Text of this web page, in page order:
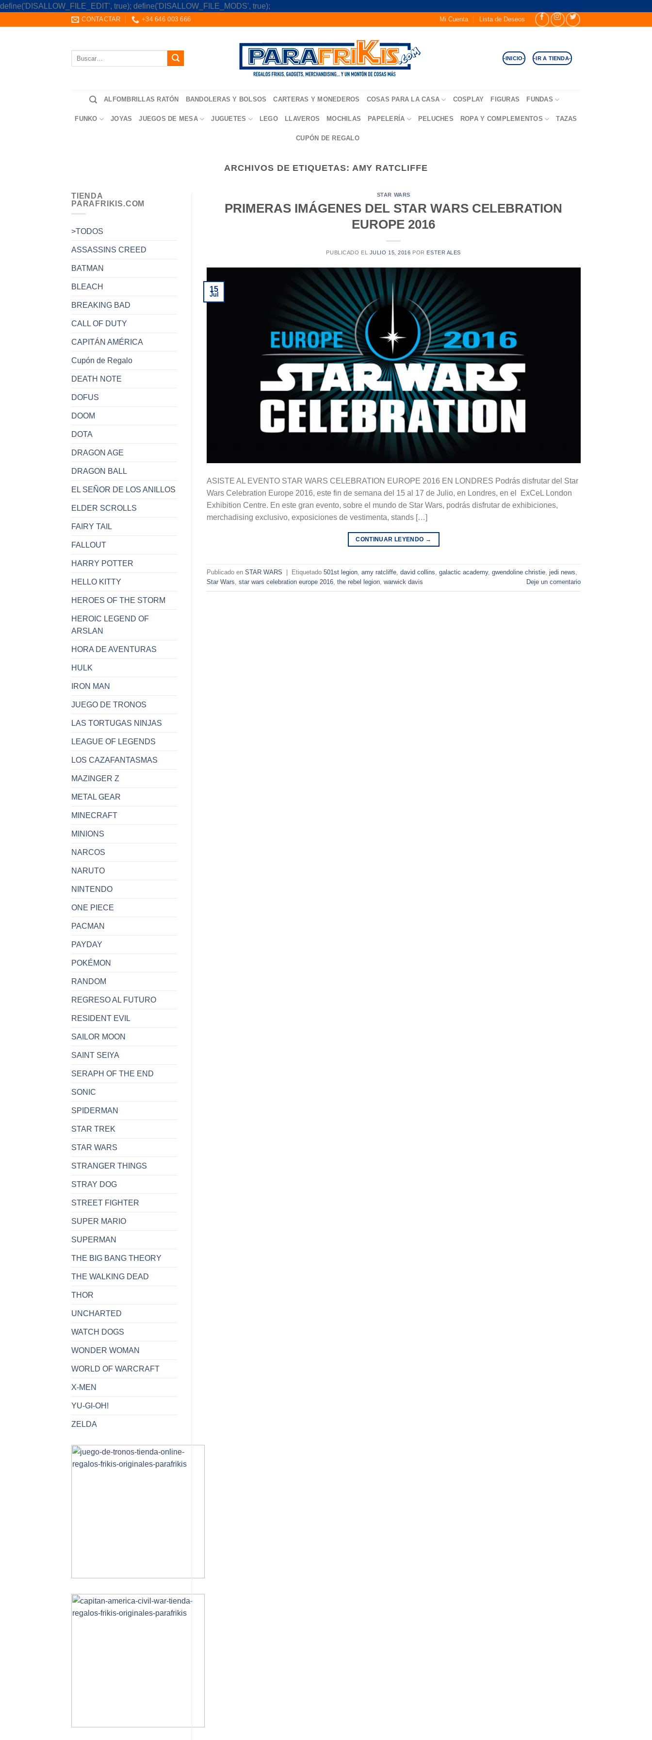
define('DISALLOW_FILE_EDIT', true); define('DISALLOW_FILE_MODS', true);
CONTACTAR +34 646 003 666 Mi Cuenta Lista de Deseos
-INICIO- -IR A TIENDA-
ALFOMBRILLAS RATÓN BANDOLERAS Y BOLSOS CARTERAS Y MONEDEROS COSAS PARA LA CASA COSPLAY FIGURAS FUNDAS
FUNKO JOYAS JUEGOS DE MESA JUGUETES LEGO LLAVEROS MOCHILAS PAPELERÍA PELUCHES ROPA Y COMPLEMENTOS TAZAS
CUPÓN DE REGALO
ARCHIVOS DE ETIQUETAS: AMY RATCLIFFE
TIENDA
PARAFRIKIS.COM
>TODOS
ASSASSINS CREED
BATMAN
BLEACH
BREAKING BAD
CALL OF DUTY
CAPITÁN AMÉRICA
Cupón de Regalo
DEATH NOTE
DOFUS
DOOM
DOTA
DRAGON AGE
DRAGON BALL
EL SEÑOR DE LOS ANILLOS
ELDER SCROLLS
FAIRY TAIL
FALLOUT
HARRY POTTER
HELLO KITTY
HEROES OF THE STORM
HEROIC LEGEND OF
ARSLAN
HORA DE AVENTURAS
HULK
IRON MAN
JUEGO DE TRONOS
LAS TORTUGAS NINJAS
LEAGUE OF LEGENDS
LOS CAZAFANTASMAS
MAZINGER Z
METAL GEAR
MINECRAFT
MINIONS
NARCOS
NARUTO
NINTENDO
ONE PIECE
PACMAN
PAYDAY
POKÉMON
RANDOM
REGRESO AL FUTURO
RESIDENT EVIL
SAILOR MOON
SAINT SEIYA
SERAPH OF THE END
SONIC
SPIDERMAN
STAR TREK
STAR WARS
STRANGER THINGS
STRAY DOG
STREET FIGHTER
SUPER MARIO
SUPERMAN
THE BIG BANG THEORY
THE WALKING DEAD
THOR
UNCHARTED
WATCH DOGS
WONDER WOMAN
WORLD OF WARCRAFT
X-MEN
YU-GI-OH!
ZELDA
STAR WARS
PRIMERAS IMÁGENES DEL STAR WARS CELEBRATION
EUROPE 2016
PUBLICADO EL JULIO 15, 2016 POR ESTER ALES
15
Jul
ASISTE AL EVENTO STAR WARS CELEBRATION EUROPE 2016 EN LONDRES Podrás disfrutar del Star
Wars Celebration Europe 2016, este fin de semana del 15 al 17 de Julio, en Londres, en el ExCeL London
Exhibition Centre. En este gran evento, sobre el mundo de Star Wars, podrás disfrutar de exhibiciones,
merchadising exclusivo, exposiciones de vestimenta, stands […]
CONTINUAR LEYENDO →
Publicado en STAR WARS Etiquetado 501st legion, amy ratcliffe, david collins, galactic academy, gwendoline christie, jedi news,
Star Wars, star wars celebration europe 2016, the rebel legion, warwick davis Deje un comentario